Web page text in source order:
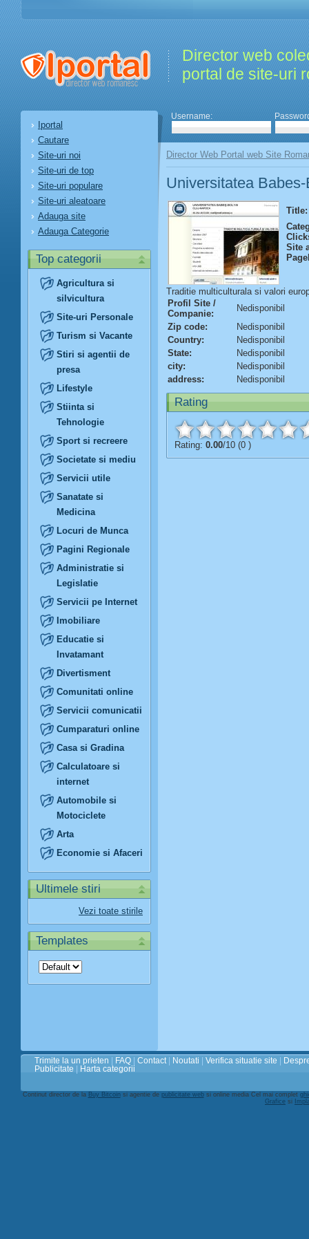
Director web
portal de site-uri
Iportal
Cautare
Site-uri noi
Site-uri de top
Site-uri populare
Site-uri aleatoare
Adauga site
Adauga Categorie
Top categorii
Agricultura si
silvicultura
Site-uri Personale
Turism si Vacante
Stiri si agentii de
presa
Lifestyle
Stiinta si
Tehnologie
Sport si recreere
Societate si mediu
Servicii utile
Sanatate si
Medicina
Locuri de Munca
Pagini Regionale
Administratie si
Legislatie
Servicii pe Internet
Imobiliare
Educatie si
Invatamant
Divertisment
Comunitati online
Servicii comunicatii
Cumparaturi online
Casa si Gradina
Calculatoare si
internet
Automobile si
Motociclete
Arta
Economie si Afaceri
Ultimele stiri
Vezi toate stirile
Templates
Username:
Director Web Portal web Site
Universitatea
Title:
Site
Traditie multiculturala si valori
Profil Site /
Companie:
Nedisponibil
Zip code:
Nedisponibil
Country:
Nedisponibil
State:
Nedisponibil
city:
Nedisponibil
address:
Nedisponibil
Rating
Rating: 0.00/10 (0 )
Trimite la un prieten FAQ Contact Noutati Verifica situatie site
Publicitate
Harta categorii
Continut director de la Buy Bitcoinsi agentie de publicitate websi online media Cel mai complet
Grafice si